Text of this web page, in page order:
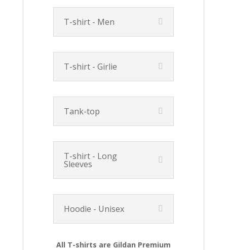
T-shirt - Men
T-shirt - Girlie
Tank-top
T-shirt - Long
Sleeves
Hoodie - Unisex
All T-shirts are Gildan Premium